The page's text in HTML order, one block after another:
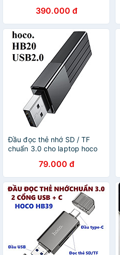
390.000 đ
Đầu đọc thẻ nhớ SD / TF
chuẩn 3.0 cho laptop hoco
79.000 đ